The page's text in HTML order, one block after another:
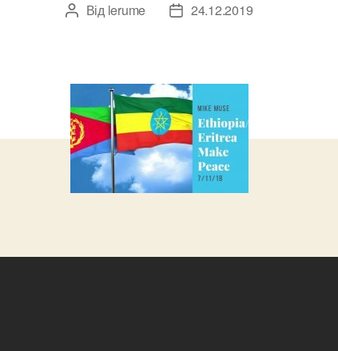
Автор
Від lerume
Дата24.12.2019